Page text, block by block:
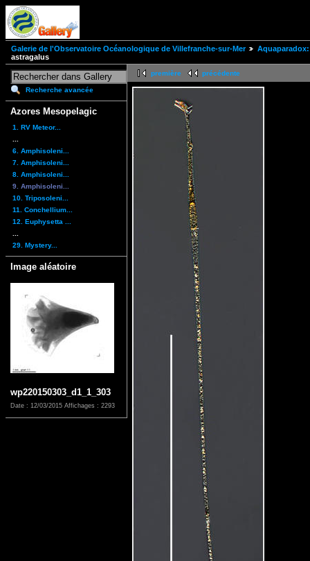
Galerie de l'Observatoire Océanologique de Villefranche-sur-Mer
astragalus
Recherche avancée
Azores Mesopelagic
1. RV Meteor...
6. Amphisoleni...
7. Amphisoleni...
8. Amphisoleni...
9. Amphisoleni...
10. Triposoleni...
11. Conchellium...
12. Euphysetta ...
29. Mystery...
Image aléatoire
wp220150303_d1_1_303
Date : 12/03/2015 Affichages : 2293
première précédente